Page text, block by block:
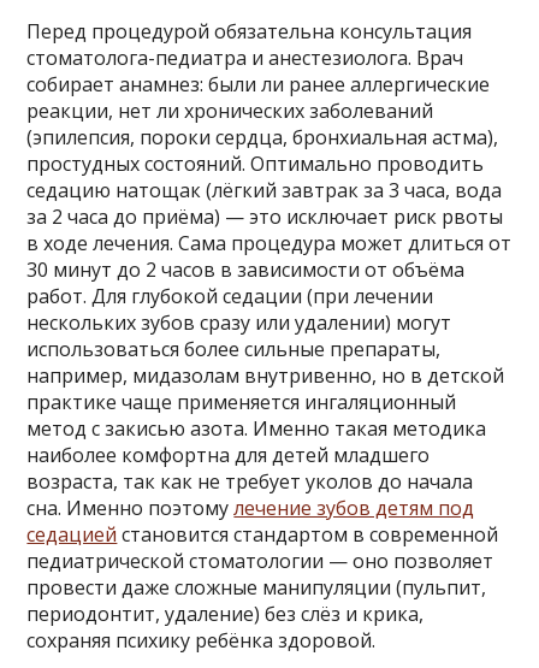
Перед процедурой обязательна консультация
стоматолога-педиатра и анестезиолога. Врач
собирает анамнез: были ли ранее аллергические
реакции, нет ли хронических заболеваний
(эпилепсия, пороки сердца, бронхиальная астма),
простудных состояний. Оптимально проводить
седацию натощак (лёгкий завтрак за 3 часа, вода
за 2 часа до приёма) — это исключает риск рвоты
в ходе лечения. Сама процедура может длиться от
30 минут до 2 часов в зависимости от объёма
работ. Для глубокой седации (при лечении
нескольких зубов сразу или удалении) могут
использоваться более сильные препараты,
например, мидазолам внутривенно, но в детской
практике чаще применяется ингаляционный
метод с закисью азота. Именно такая методика
наиболее комфортна для детей младшего
возраста, так как не требует уколов до начала
сна. Именно поэтомулечение зубов детям под
седацией становится стандартом в современной
педиатрической стоматологии — оно позволяет
провести даже сложные манипуляции (пульпит,
периодонтит, удаление) без слёз и крика,
сохраняя психику ребёнка здоровой.